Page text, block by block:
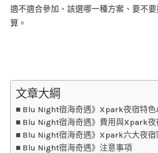
適不適合參加、該選哪一種方案、要不要
算。
文章大綱
Blu Night宿海奇遇》Xpark夜宿特
Blu Night宿海奇遇》費用與Xpark夜
Blu Night宿海奇遇》Xpark六大夜宿
Blu Night宿海奇遇》注意事項